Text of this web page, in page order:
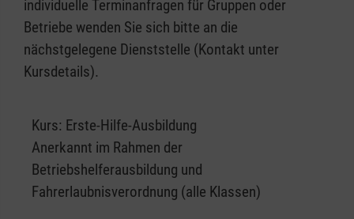
individuelle Terminanfragen für Gruppen oder
Betriebe wenden Sie sich bitte an die
nächstgelegene Dienststelle (Kontakt unter
Kursdetails).
Kurs: Erste-Hilfe-Ausbildung
Anerkannt im Rahmen der
Betriebshelferausbildung und
Fahrerlaubnisverordnung (alle Klassen)